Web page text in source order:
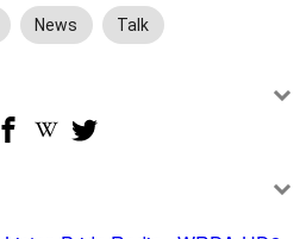
News Talk